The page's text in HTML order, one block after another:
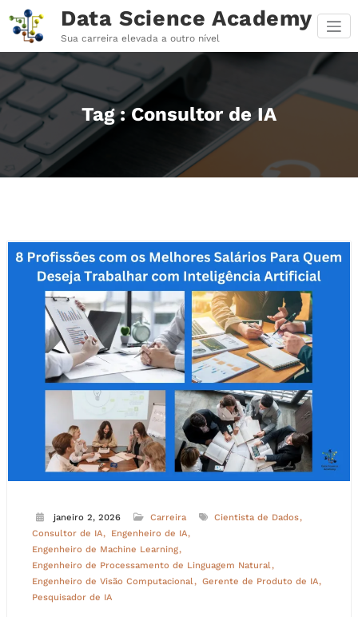
para
conteúdo
Data Science Academy
Sua carreira elevada a outro nível
Tag : Consultor de IA
janeiro 2, 2026 Carreira
Cientista de Dados
Consultor de IA
Engenheiro de IA
Engenheiro de Machine Learning
Engenheiro de Processamento de Linguagem Natural
Engenheiro de Visão Computacional
Gerente de Produto de IA
Pesquisador de IA